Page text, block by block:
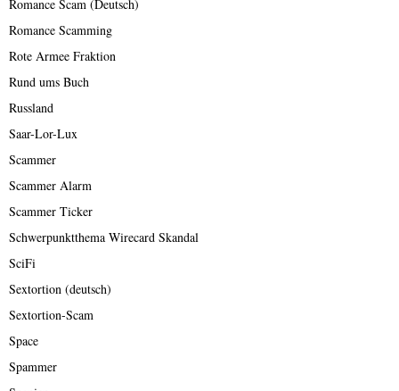
Romance Scam (Deutsch)
Romance Scamming
Rote Armee Fraktion
Rund ums Buch
Russland
Saar-Lor-Lux
Scammer
Scammer Alarm
Scammer Ticker
Schwerpunktthema Wirecard Skandal
SciFi
Sextortion (deutsch)
Sextortion-Scam
Space
Spammer